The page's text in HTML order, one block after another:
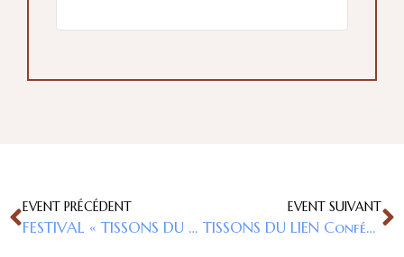
EVENT PRÉCÉDENT
FESTIVAL « TISSONS DU LIEN » activités ET conférences AUTOUR DE LA LAINE
EVENT SUIVANT
TISSONS DU LIEN Conférence – vidéo de Hermione et Andeol “Pourquoi on aime notre ferme ? »